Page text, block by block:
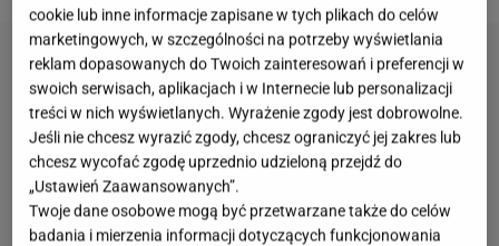
cookie lub inne informacje zapisane w tych plikach do celów
marketingowych, w szczególności na potrzeby wyświetlania
reklam dopasowanych do Twoich zainteresowań i preferencji w
swoich serwisach, aplikacjach i w Internecie lub personalizacji
treści w nich wyświetlanych. Wyrażenie zgody jest dobrowolne.
Jeśli nie chcesz wyrazić zgody, chcesz ograniczyć jej zakres lub
chcesz wycofać zgodę uprzednio udzieloną przejdź do
„Ustawień Zaawansowanych”.
Twoje dane osobowe mogą być przetwarzane także do celów
badania i mierzenia informacji dotyczących funkcjonowania